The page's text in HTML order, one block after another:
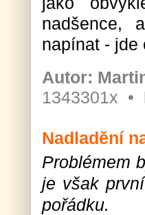
nadšence,
napínat - jde
Autor:
1343301x •
Nadladění
Problémem
je však
pořádku.